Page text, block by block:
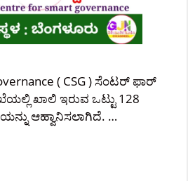
( CSG ) ಸೆಂಟರ್ ಫಾರ್
ಖಾಲಿ ಇರುವ ಒಟ್ಟು 128
ಆಹ್ವಾನಿಸಲಾಗಿದೆ. …